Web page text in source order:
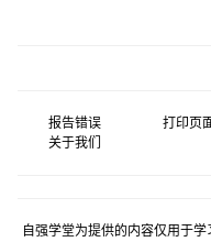
报告错误 打印页
关于我们
自强学堂为提供的内容仅用于